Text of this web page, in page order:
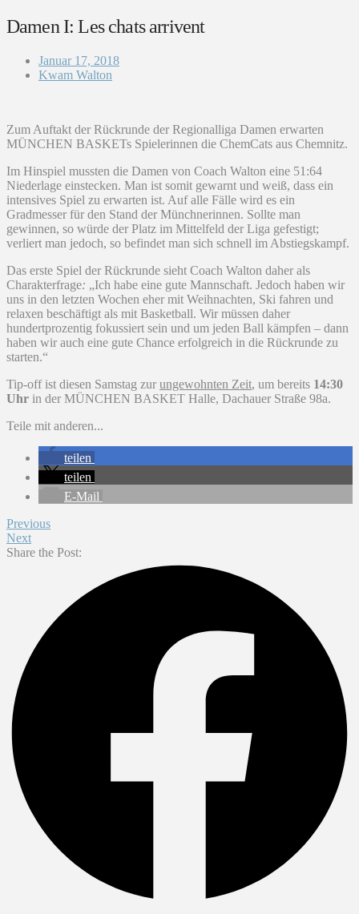
Damen I: Les chats arrivent
Januar 17, 2018
Kwam Walton
Zum Auftakt der Rückrunde der Regionalliga Damen erwarten
MÜNCHEN BASKETs Spielerinnen die ChemCats aus Chemnitz.
Im Hinspiel mussten die Damen von Coach Walton eine 51:64
Niederlage einstecken. Man ist somit gewarnt und weiß, dass ein
intensives Spiel zu erwarten ist. Auf alle Fälle wird es ein
Gradmesser für den Stand der Münchnerinnen. Sollte man
gewinnen, so würde der Platz im Mittelfeld der Liga gefestigt;
verliert man jedoch, so befindet man sich schnell im Abstiegskampf.
Das erste Spiel der Rückrunde sieht Coach Walton daher als
Charakterfrage: „Ich habe eine gute Mannschaft. Jedoch haben wir
uns in den letzten Wochen eher mit Weihnachten, Ski fahren und
relaxen beschäftigt als mit Basketball. Wir müssen daher
hundertprozentig fokussiert sein und um jeden Ball kämpfen – dann
haben wir auch eine gute Chance erfolgreich in die Rückrunde zu
starten.“
Tip-off ist diesen Samstag zur ungewohnten Zeit, um bereits 14:30
Uhr in der MÜNCHEN BASKET Halle, Dachauer Straße 98a.
Teile mit anderen...
teilen
teilen
E-Mail
Previous
Next
Share the Post: